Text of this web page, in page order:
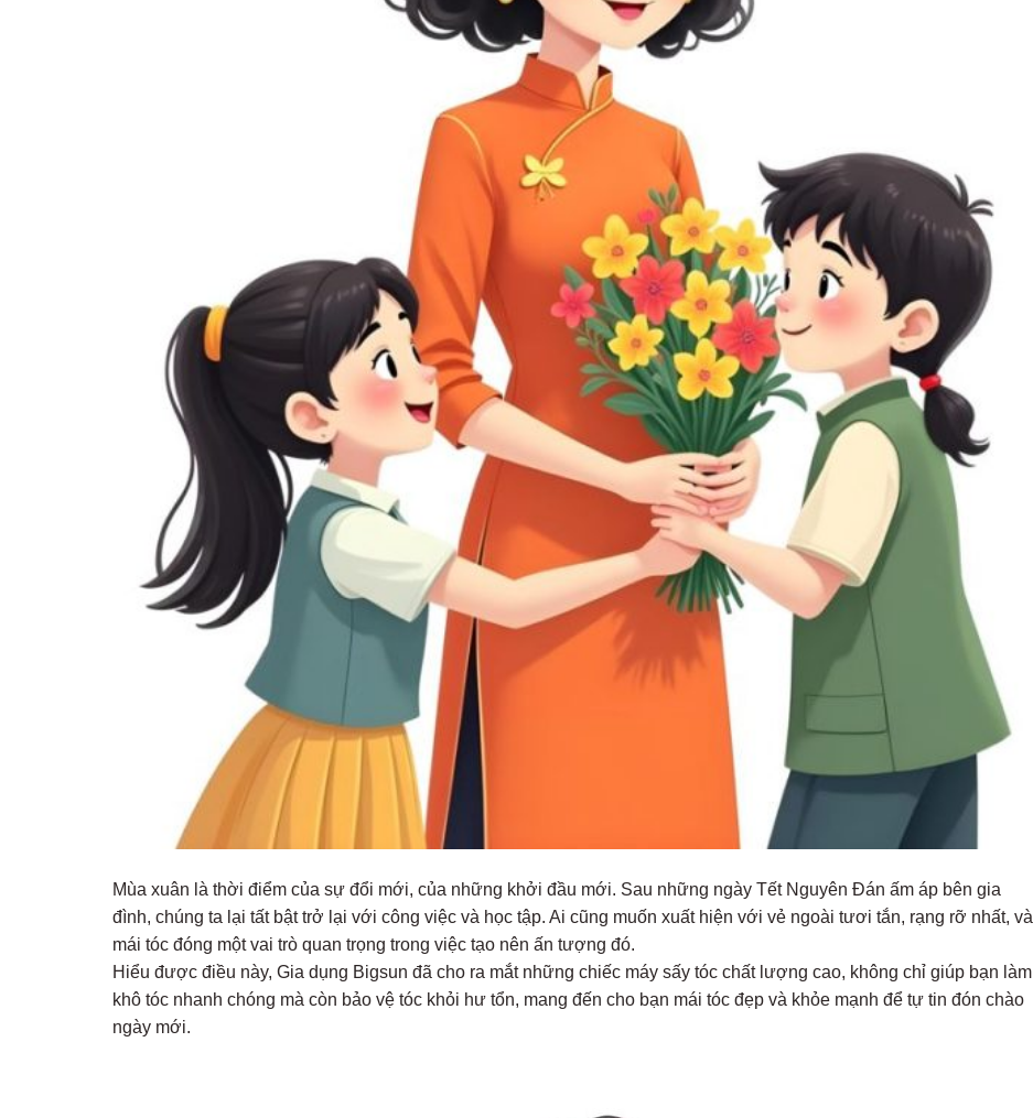
Mùa xuân là thời điểm của sự đổi mới, của những khởi đầu mới. Sau những ngày Tết Nguyên Đán ấm áp bên gia
đình, chúng ta lại tất bật trở lại với công việc và học tập. Ai cũng muốn xuất hiện với vẻ ngoài tươi tắn, rạng rỡ nhất, và
mái tóc đóng một vai trò quan trọng trong việc tạo nên ấn tượng đó.
Hiểu được điều này, Gia dụng Bigsun đã cho ra mắt những chiếc máy sấy tóc chất lượng cao, không chỉ giúp bạn làm
khô tóc nhanh chóng mà còn bảo vệ tóc khỏi hư tổn, mang đến cho bạn mái tóc đẹp và khỏe mạnh để tự tin đón chào
ngày mới.